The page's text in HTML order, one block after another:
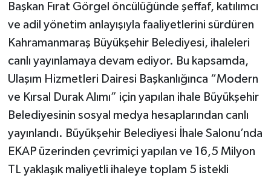
Başkan Fırat Görgel öncülüğünde şeffaf, katılımcı
ve adil yönetim anlayışıyla faaliyetlerini sürdüren
Kahramanmaraş Büyükşehir Belediyesi, ihaleleri
canlı yayınlamaya devam ediyor. Bu kapsamda,
Ulaşım Hizmetleri Dairesi Başkanlığınca “Modern
ve Kırsal Durak Alımı” için yapılan ihale Büyükşehir
Belediyesinin sosyal medya hesaplarından canlı
yayınlandı. Büyükşehir Belediyesi İhale Salonu’nda
EKAP üzerinden çevrimiçi yapılan ve 16,5 Milyon
TL yaklaşık maliyetli ihaleye toplam 5 istekli
TREND
MEDYA
TEKNOLOJİ
YAŞAM
KÜLTÜR SANAT